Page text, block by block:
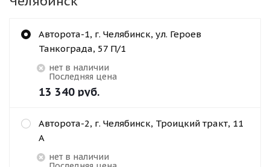
Авторота-1, г. Челябинск, ул. Героев
Танкограда, 57 П/1
Нет в наличии
Последняя цена
13 340 руб.
Авторота-2, г. Челябинск, Троицкий тракт, 11
А
Нет в наличии